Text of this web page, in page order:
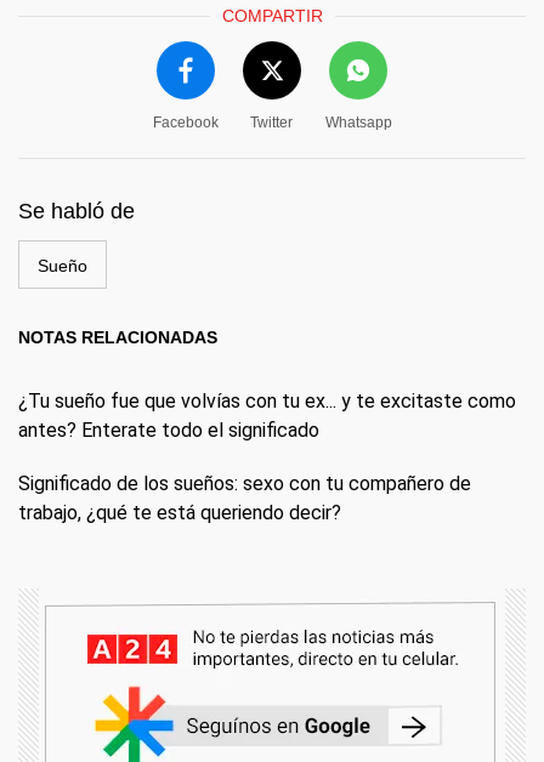
COMPARTIR
Facebook Twitter Whatsapp
Se habló de
Sueño
NOTAS RELACIONADAS
¿Tu sueño fue que volvías con tu ex... y te excitaste como
antes? Enterate todo el significado
Significado de los sueños: sexo con tu compañero de
trabajo, ¿qué te está queriendo decir?